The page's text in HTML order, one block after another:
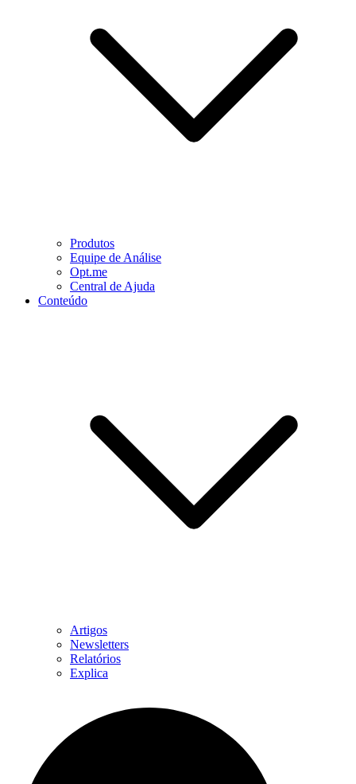
Produtos
Equipe de Análise
Opt.me
Central de Ajuda
Conteúdo
Artigos
Newsletters
Relatórios
Explica